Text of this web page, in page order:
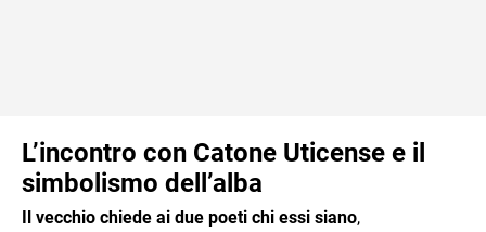
L’incontro con Catone Uticense e il
simbolismo dell’alba
Il vecchio chiede ai due poeti chi essi siano,